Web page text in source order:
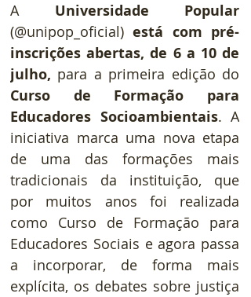
A Universidade Popular
(@unipop_oficial) está com pré-
inscrições abertas, de 6 a 10 de
julho,
Curso de Formação para
Educadores Socioambientais. A
iniciativa marca uma nova etapa
de uma das formações mais
tradicionais da instituição, que
por muitos anos foi realizada
como Curso de Formação para
Educadores Sociais e agora passa
a incorporar, de forma mais
explícita, os debates sobre justiça